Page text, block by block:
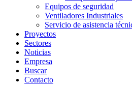
Equipos de seguridad
Ventiladores Industriales
Servicio de asistencia
Proyectos
Sectores
Noticias
Empresa
Buscar
Contacto